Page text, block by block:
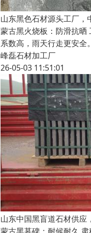
山东黑色石材源头工厂
蒙古黑火烧板：防滑抗晒
系数高，雨天行走更安
峰磊石材加工厂
26-05-03 11:51:01
山东中国黑盲道石材供